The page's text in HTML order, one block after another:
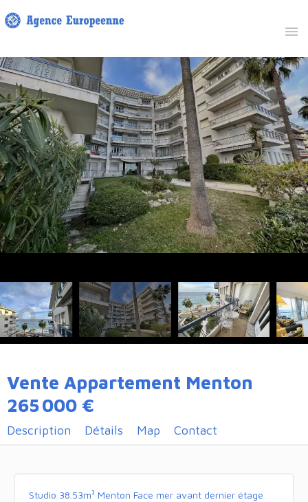
Vente Appartement Menton
265 000 €
Description Détails Map Contact
Studio 38.53m² Menton Face mer avant dernier étage